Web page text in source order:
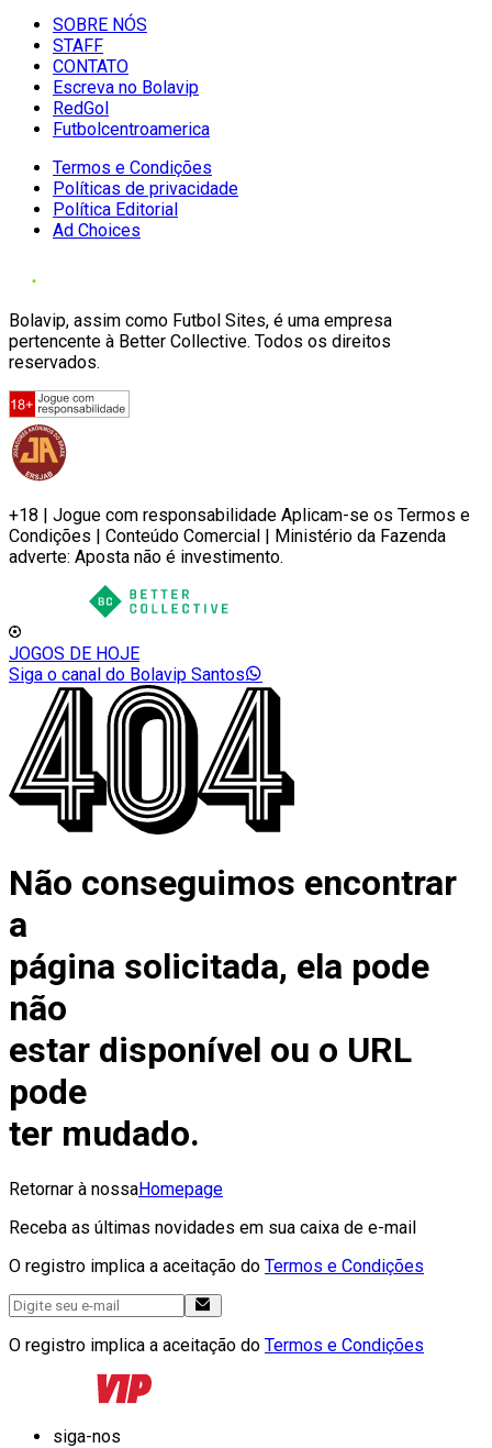
SOBRE NÓS
STAFF
CONTATO
Escreva no Bolavip
RedGol
Futbolcentroamerica
Termos e Condições
Políticas de privacidade
Política Editorial
Ad Choices
Bolavip, assim como Futbol Sites, é uma empresa
pertencente à Better Collective. Todos os direitos
reservados.
+18 | Jogue com responsabilidade Aplicam-se os Termos e
Condições | Conteúdo Comercial | Ministério da Fazenda
adverte: Aposta não é investimento.
JOGOS DE HOJE
Siga o canal do Bolavip Santos
Não conseguimos encontrar
a
página solicitada, ela pode
não
estar disponível ou o URL
pode
ter mudado.
Retornar à nossaHomepage
Receba as últimas novidades em sua caixa de e-mail
O registro implica a aceitação do Termos e Condições
O registro implica a aceitação do Termos e Condições
siga-nos